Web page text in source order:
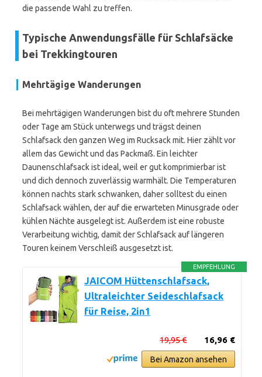
die passende Wahl zu treffen.
Typische Anwendungsfälle für Schlafsäcke
bei Trekkingtouren
Mehrtägige Wanderungen
Bei mehrtägigen Wanderungen bist du oft mehrere Stunden
oder Tage am Stück unterwegs und trägst deinen
Schlafsack den ganzen Weg im Rucksack mit. Hier zählt vor
allem das Gewicht und das Packmaß. Ein leichter
Daunenschlafsack ist ideal, weil er gut komprimierbar ist
und dich dennoch zuverlässig warmhält. Die Temperaturen
können nachts stark schwanken, daher solltest du einen
Schlafsack wählen, der auf die erwarteten Minusgrade oder
kühlen Nächte ausgelegt ist. Außerdem ist eine robuste
Verarbeitung wichtig, damit der Schlafsack auf längeren
Touren keinem Verschleiß ausgesetzt ist.
EMPFEHLUNG
JAICOM Hüttenschlafsack,
Ultraleichter Seideschlafsack
für Reise, 2in1
16,96 €
19,95 €
Bei Amazon ansehen